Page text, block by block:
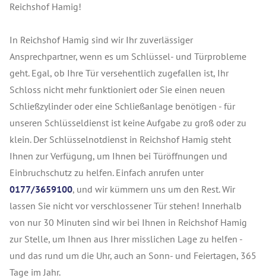
Reichshof Hamig!
In Reichshof Hamig sind wir Ihr zuverlässiger
Ansprechpartner, wenn es um Schlüssel- und Türprobleme
geht. Egal, ob Ihre Tür versehentlich zugefallen ist, Ihr
Schloss nicht mehr funktioniert oder Sie einen neuen
Schließzylinder oder eine Schließanlage benötigen - für
unseren Schlüsseldienst ist keine Aufgabe zu groß oder zu
klein. Der Schlüsselnotdienst in Reichshof Hamig steht
Ihnen zur Verfügung, um Ihnen bei Türöffnungen und
Einbruchschutz zu helfen. Einfach anrufen unter
0177/3659100, und wir kümmern uns um den Rest. Wir
lassen Sie nicht vor verschlossener Tür stehen! Innerhalb
von nur 30 Minuten sind wir bei Ihnen in Reichshof Hamig
zur Stelle, um Ihnen aus Ihrer misslichen Lage zu helfen -
und das rund um die Uhr, auch an Sonn- und Feiertagen, 365
Tage im Jahr.